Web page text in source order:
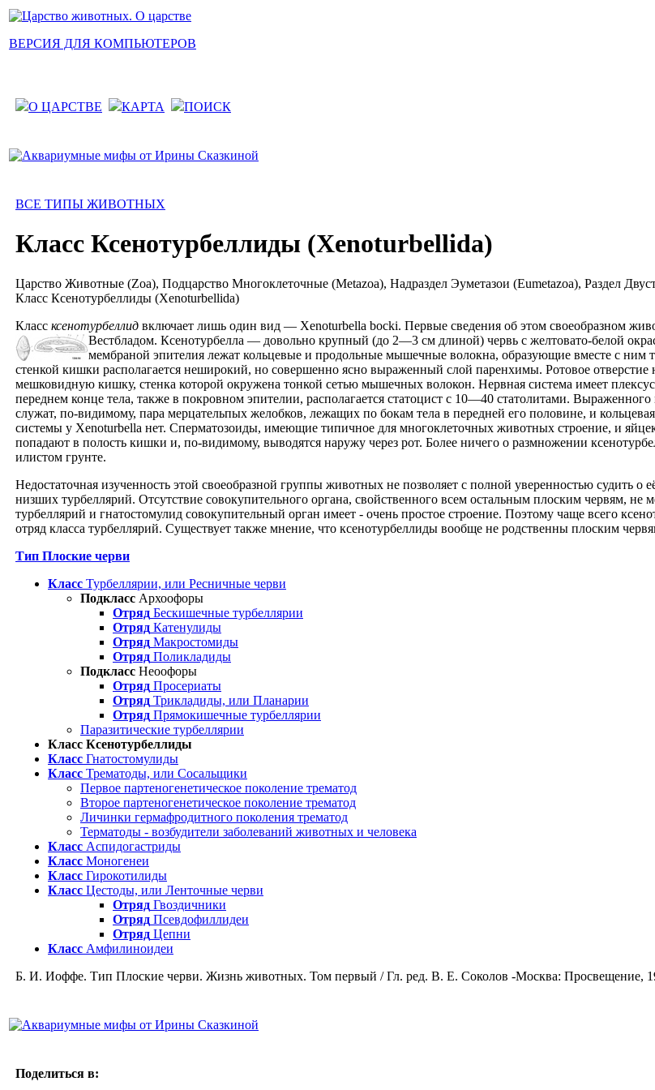
ВЕРСИЯ ДЛЯ КОМПЬЮТЕРОВ
О ЦАРСТВЕ КАРТА ПОИСК
ВСЕ ТИПЫ ЖИВОТНЫХ
Класс Ксенотурбеллиды (Xenoturbellida)
Царство Животные (Zoa), Подцарство Многоклеточные (Metazoa), Надраздел Эуметазои (Eumetazoa), Раздел
Класс Ксенотурбеллиды (Xenoturbellida)
Класс ксенотурбеллид включает лишь один вид — Xenoturbella bocki. Первые сведения об этом своеобразном
Вестбладом. Ксенотурбелла — довольно крупный (до 2—3 см длиной) червь с желтовато-белой
мембраной эпителия лежат кольцевые и продольные мышечные волокна, образующие вместе с
стенкой кишки располагается неширокий, но совершенно ясно выраженный слой паренхимы. Ротовое отверстие
мешковидную кишку, стенка которой окружена тонкой сетью мышечных волокон. Нервная система имеет
переднем конце тела, также в покровном эпителии, располагается статоцист с 10—40 статолитами.
служат, по-видимому, пара мерцательпых желобков, лежащих по бокам тела в передней его половине, и
системы у Xenoturbella нет. Сперматозоиды, имеющие типичное для многоклеточных животных строение, и
попадают в полость кишки и, по-видимому, выводятся наружу через рот. Более ничего о размножении
илистом грунте.
Недостаточная изученность этой своеобразной группы животных не позволяет с полной уверенностью судить
низших турбеллярий. Отсутствие совокупительного органа, свойственного всем остальным плоским червям,
турбеллярий и гнатостомулид совокупительный орган имеет - очень простое строение. Поэтому чаще всего
отряд класса турбеллярий. Существует также мнение, что ксенотурбеллиды вообще не родственны плоским
Тип Плоские черви
Класс Турбеллярии, или Ресничные черви
Подкласс Архоофоры
Отряд Бескишечные турбеллярии
Отряд Катенулиды
Отряд Макростомиды
Отряд Поликладиды
Подкласс Неоофоры
Отряд Просериаты
Отряд Трикладиды, или Планарии
Отряд Прямокишечные турбеллярии
Паразитические турбеллярии
Класс Ксенотурбеллиды
Класс Гнатостомулиды
Класс Трематоды, или Сосальщики
Первое партеногенетическое поколение трематод
Второе партеногенетическое поколение трематод
Личинки гермафродитного поколения трематод
Терматоды - возбудители заболеваний животных и человека
Класс Аспидогастриды
Класс Моногенеи
Класс Гирокотилиды
Класс Цестоды, или Ленточные черви
Отряд Гвоздичники
Отряд Псевдофиллидеи
Отряд Цепни
Класс Амфилиноидеи
Б. И. Иоффе. Тип Плоские черви. Жизнь животных. Том первый / Гл. ред. В. Е. Соколов -Москва: Просвещение,
Поделиться в: